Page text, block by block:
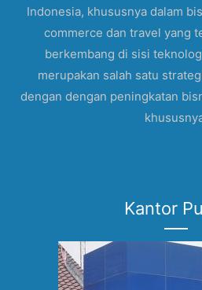
Indonesia, khususnya dalam
commerce dan travel yang
berkembang di sisi
merupakan salah satu
dengan dengan peningkatan
Kantor